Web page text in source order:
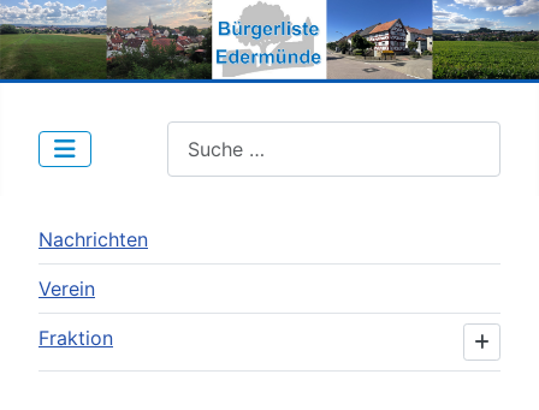
Nachrichten
Verein
Fraktion